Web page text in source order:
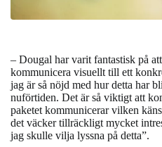
– Dougal har varit fantastisk på
kommunicera visuellt till ett
jag är så nöjd med hur detta har
nuförtiden. Det är så viktigt att
paketet kommunicerar vilken
det väcker tillräckligt mycket
jag skulle vilja lyssna på detta”.